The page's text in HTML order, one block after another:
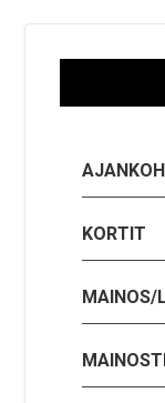
KORTIT
MAINOS/